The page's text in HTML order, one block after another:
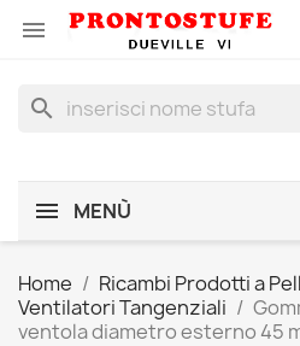

search
MENÙ
Home Ricambi Prodotti a
Ventilatori Tangenziali
ventola diametro esterno 45